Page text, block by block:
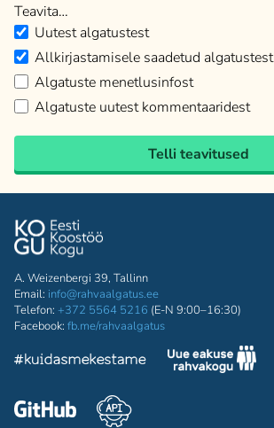
Teavita…
Uutest algatustest
Allkirjastamisele saadetud algatustest
Algatuste menetlusinfost
Algatuste uutest kommentaaridest
Telli teavitused
A. Weizenbergi 39, Tallinn
Email: info@rahvaalgatus.ee
Telefon: +372 5564 5216 (E-N 9:00–16:30)
Facebook: fb.me/rahvaalgatus